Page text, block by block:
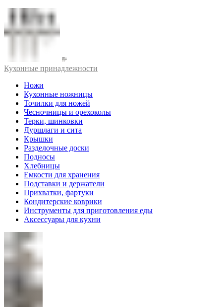
Кухонные принадлежности
Ножи
Кухонные ножницы
Точилки для ножей
Чесночницы и орехоколы
Терки, шинковки
Дуршлаги и сита
Крышки
Разделочные доски
Подносы
Хлебницы
Емкости для хранения
Подставки и держатели
Прихватки, фартуки
Кондитерские коврики
Инструменты для приготовления еды
Аксессуары для кухни